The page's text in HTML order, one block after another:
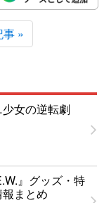
事 »
女の逆転劇
』グッズ・特
まとめ